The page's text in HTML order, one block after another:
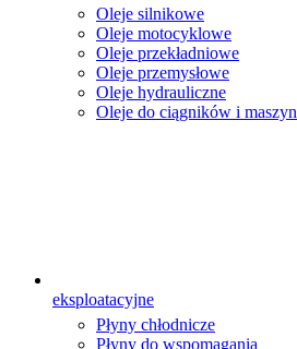
Oleje silnikowe
Oleje motocyklowe
Oleje przekładniowe
Oleje przemysłowe
Oleje hydrauliczne
Oleje do ciągników i maszyn
eksploatacyjne
Płyny chłodnicze
Płyny do wspomagania